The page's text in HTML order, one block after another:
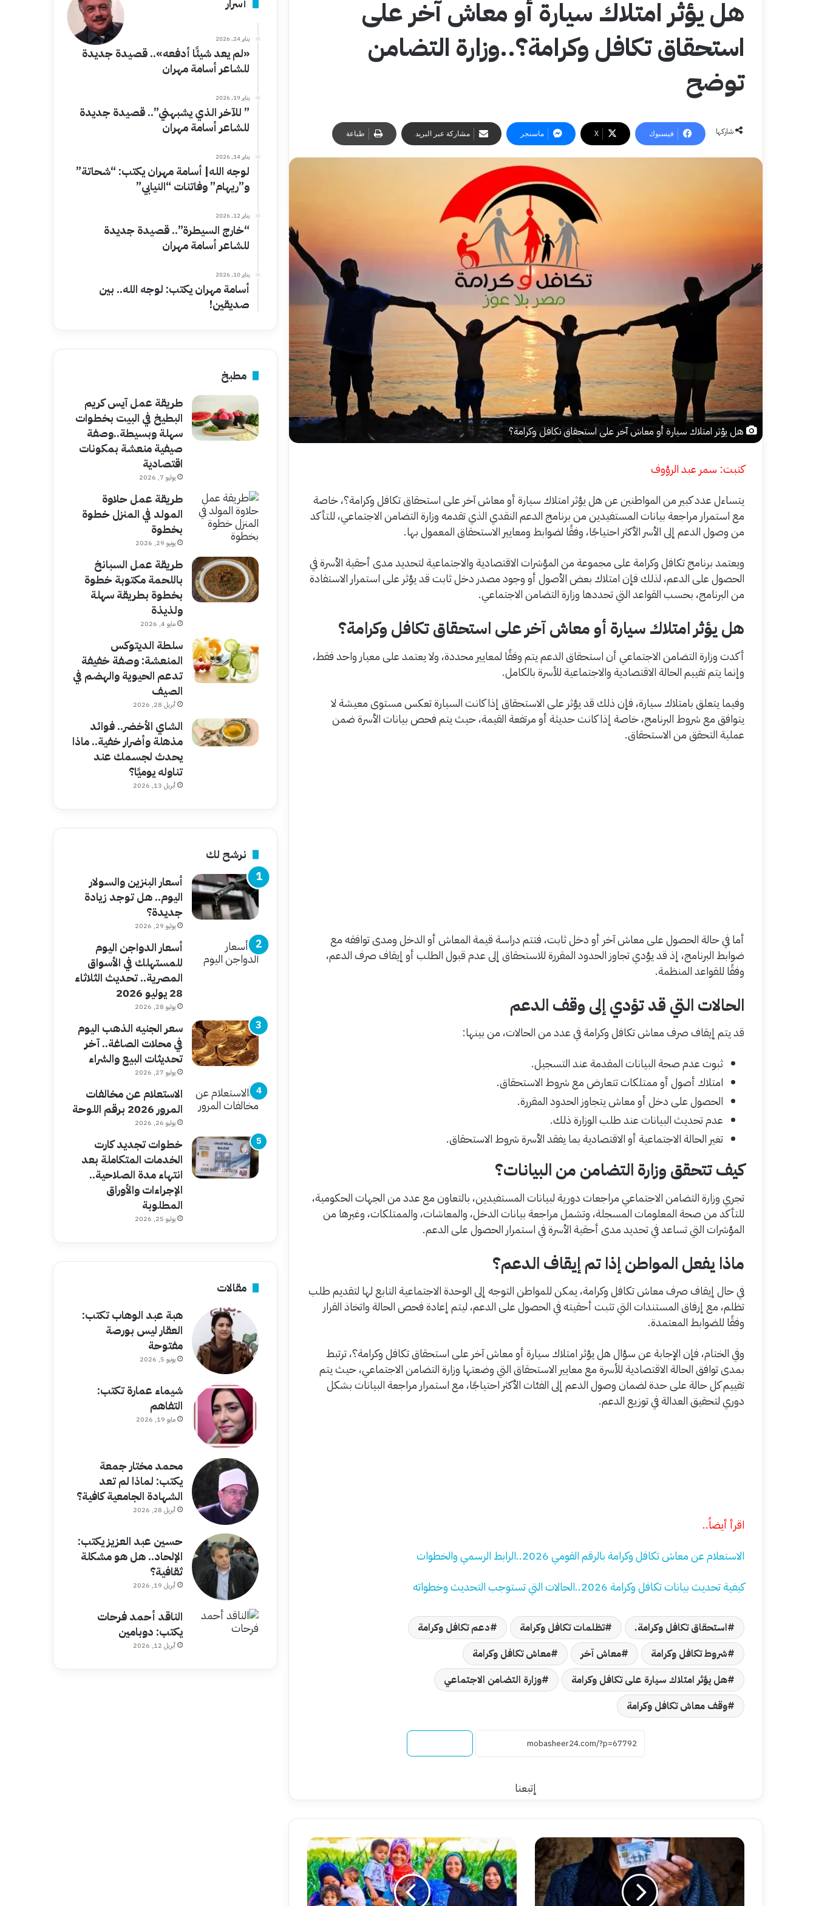
هل يؤثر امتلاك سيارة أو معاش آخر على
استحقاق تكافل وكرامة؟..وزارة التضامن
توضح
شاركها فيسبوك ‫X ماسنجر مشاركة عبر البريد طباعة
هل يؤثر امتلاك سيارة أو معاش آخر على استحقاق تكافل وكرامة؟
كتبت: سمر عبد الرؤوف
يتساءل عدد كبير من المواطنين عن هل يؤثر امتلاك سيارة أو معاش آخر على استحقاق تكافل وكرامة؟، خاصة
مع استمرار مراجعة بيانات المستفيدين من برنامج الدعم النقدي الذي تقدمه وزارة التضامن الاجتماعي، للتأكد
من وصول الدعم إلى الأسر الأكثر احتياجًا، وفقًا لضوابط ومعايير الاستحقاق المعمول بها.
ويعتمد برنامج تكافل وكرامة على مجموعة من المؤشرات الاقتصادية والاجتماعية لتحديد مدى أحقية الأسرة في
الحصول على الدعم، لذلك فإن امتلاك بعض الأصول أو وجود مصدر دخل ثابت قد يؤثر على استمرار الاستفادة
من البرنامج، بحسب القواعد التي تحددها وزارة التضامن الاجتماعي.
هل يؤثر امتلاك سيارة أو معاش آخر على استحقاق تكافل وكرامة؟
أكدت وزارة التضامن الاجتماعي أن استحقاق الدعم يتم وفقًا لمعايير محددة، ولا يعتمد على معيار واحد فقط،
وإنما يتم تقييم الحالة الاقتصادية والاجتماعية للأسرة بالكامل.
وفيما يتعلق بامتلاك سيارة، فإن ذلك قد يؤثر على الاستحقاق إذا كانت السيارة تعكس مستوى معيشة لا
يتوافق مع شروط البرنامج، خاصة إذا كانت حديثة أو مرتفعة القيمة، حيث يتم فحص بيانات الأسرة ضمن
عملية التحقق من الاستحقاق.
أما في حالة الحصول على معاش آخر أو دخل ثابت، فتتم دراسة قيمة المعاش أو الدخل ومدى توافقه مع
ضوابط البرنامج، إذ قد يؤدي تجاوز الحدود المقررة للاستحقاق إلى عدم قبول الطلب أو إيقاف صرف الدعم،
وفقًا للقواعد المنظمة.
الحالات التي قد تؤدي إلى وقف الدعم
قد يتم إيقاف صرف معاش تكافل وكرامة في عدد من الحالات، من بينها:
ثبوت عدم صحة البيانات المقدمة عند التسجيل.
امتلاك أصول أو ممتلكات تتعارض مع شروط الاستحقاق.
الحصول على دخل أو معاش يتجاوز الحدود المقررة.
عدم تحديث البيانات عند طلب الوزارة ذلك.
تغير الحالة الاجتماعية أو الاقتصادية بما يفقد الأسرة شروط الاستحقاق.
كيف تتحقق وزارة التضامن من البيانات؟
تجري وزارة التضامن الاجتماعي مراجعات دورية لبيانات المستفيدين، بالتعاون مع عدد من الجهات الحكومية،
للتأكد من صحة المعلومات المسجلة، وتشمل مراجعة بيانات الدخل، والمعاشات، والممتلكات، وغيرها من
المؤشرات التي تساعد في تحديد مدى أحقية الأسرة في استمرار الحصول على الدعم.
ماذا يفعل المواطن إذا تم إيقاف الدعم؟
في حال إيقاف صرف معاش تكافل وكرامة، يمكن للمواطن التوجه إلى الوحدة الاجتماعية التابع لها لتقديم طلب
تظلم، مع إرفاق المستندات التي تثبت أحقيته في الحصول على الدعم، ليتم إعادة فحص الحالة واتخاذ القرار
وفقًا للضوابط المعتمدة.
وفي الختام، فإن الإجابة عن سؤال هل يؤثر امتلاك سيارة أو معاش آخر على استحقاق تكافل وكرامة؟، ترتبط
بمدى توافق الحالة الاقتصادية للأسرة مع معايير الاستحقاق التي وضعتها وزارة التضامن الاجتماعي، حيث يتم
تقييم كل حالة على حدة لضمان وصول الدعم إلى الفئات الأكثر احتياجًا، مع استمرار مراجعة البيانات بشكل
دوري لتحقيق العدالة في توزيع الدعم.
اقرأ أيضاً..
الاستعلام عن معاش تكافل وكرامة بالرقم القومي 2026..الرابط الرسمي والخطوات
كيفية تحديث بيانات تكافل وكرامة 2026..الحالات التي تستوجب التحديث وخطواته
استحقاق تكافل وكرامة. تظلمات تكافل وكرامة
دعم تكافل وكرامة
شروط تكافل وكرامة
معاش آخر
معاش تكافل وكرامة
هل يؤثر امتلاك سيارة على تكافل وكرامة
وزارة التضامن الاجتماعي
وقف معاش تكافل وكرامة
إتبعنا
كيفية
بيانات
تكافل
وكرامة
طريقة
تسجيل
أسرة
جديدة
في
أسرار
يناير 24, 2026
«لم يعد شيئًا أدفعه».. قصيدة جديدة
للشاعر أسامة مهران
يناير 19, 2026
” للآخر الذي يشبهني”.. قصيدة جديدة
للشاعر أسامة مهران
يناير 14, 2026
لوجه الله| أسامة مهران يكتب: “شحاتة”
و”ريهام” وفاتنات “النيابي”
يناير 12, 2026
“خارج السيطرة”.. قصيدة جديدة
للشاعر أسامة مهران
يناير 10, 2026
أسامة مهران يكتب: لوجه الله.. بين
صديقين!
مطبخ
طريقة عمل آيس كريم
البطيخ في البيت بخطوات
سهلة وبسيطة..وصفة
صيفية منعشة بمكونات
اقتصادية
يوليو 7, 2026
طريقة عمل حلاوة
المولد في المنزل خطوة
بخطوة
يونيو 29, 2026
طريقة عمل السبانخ
باللحمة مكتوبة خطوة
بخطوة بطريقة سهلة
ولذيذة
مايو 4, 2026
سلطة الديتوكس
المنعشة: وصفة خفيفة
تدعم الحيوية والهضم في
الصيف
أبريل 28, 2026
الشاي الأخضر.. فوائد
مذهلة وأضرار خفية.. ماذا
يحدث لجسمك عند
تناوله يوميًا؟
أبريل 13, 2026
نرشح لك
أسعار البنزين والسولار
اليوم.. هل توجد زيادة
جديدة؟
يوليو 29, 2026
أسعار الدواجن اليوم
للمستهلك في الأسواق
المصرية.. تحديث الثلاثاء
28 يوليو 2026
يوليو 28, 2026
سعر الجنيه الذهب اليوم
في محلات الصاغة.. آخر
تحديثات البيع والشراء
يوليو 27, 2026
الاستعلام عن مخالفات
المرور 2026 برقم اللوحة
يوليو 26, 2026
خطوات تجديد كارت
الخدمات المتكاملة بعد
انتهاء مدة الصلاحية..
الإجراءات والأوراق
المطلوبة
يوليو 25, 2026
مقالات
هبة عبد الوهاب تكتب:
العقار ليس بورصة
مفتوحة
يونيو 5, 2026
شيماء عمارة تكتب:
التفاهم
مايو 19, 2026
محمد مختار جمعة
يكتب: لماذا لم تعد
الشهادة الجامعية كافية؟
أبريل 28, 2026
حسين عبد العزيز يكتب:
الإلحاد.. هل هو مشكلة
ثقافية؟
أبريل 19, 2026
الناقد أحمد فرحات
يكتب: دوبامين
أبريل 12, 2026